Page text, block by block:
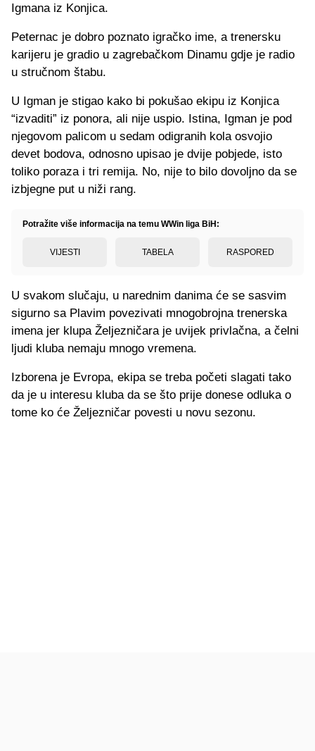
Igmana iz Konjica.
Peternac je dobro poznato igračko ime, a trenersku
karijeru je gradio u zagrebačkom Dinamu gdje je radio
u stručnom štabu.
U Igman je stigao kako bi pokušao ekipu iz Konjica
“izvaditi” iz ponora, ali nije uspio. Istina, Igman je pod
njegovom palicom u sedam odigranih kola osvojio
devet bodova, odnosno upisao je dvije pobjede, isto
toliko poraza i tri remija. No, nije to bilo dovoljno da se
izbjegne put u niži rang.
Potražite više informacija na temu WWin liga BiH:
VIJESTI TABELA RASPORED
U svakom slučaju, u narednim danima će se sasvim
sigurno sa Plavim povezivati mnogobrojna trenerska
imena jer klupa Željezničara je uvijek privlačna, a čelni
ljudi kluba nemaju mnogo vremena.
Izborena je Evropa, ekipa se treba početi slagati tako
da je u interesu kluba da se što prije donese odluka o
tome ko će Željezničar povesti u novu sezonu.